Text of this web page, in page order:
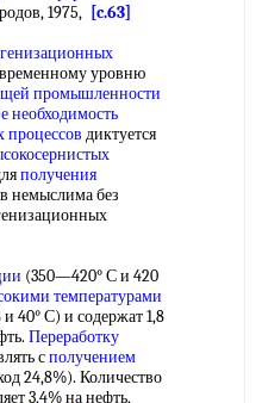
1975, [c.63]
уровню
промышленности
необходимость
процессов диктуется
получения
немыслима без
(350—420° С и 420
температурами
и 40° С) и содержат 1,8
Переработку
сполучением
24,8%). Количество
3,4% на нефть,